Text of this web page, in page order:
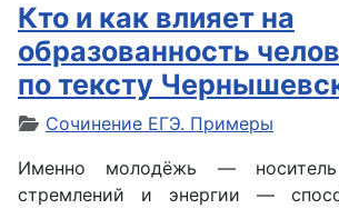
Кто и как влияет на
образованность
по тексту
Сочинение ЕГЭ. Примеры
Именно молодёжь —
стремлений и энергии —